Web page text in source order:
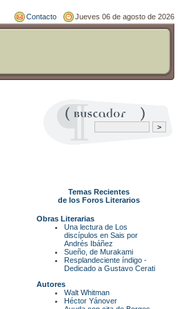
Contacto Jueves 06 de agosto de 2026
Temas Recientes
de los Foros Literarios
Obras Literarias
Una lectura de Los
discípulos en Sais por
Andrés Ibáñez
Sueño, de Murakami
Resplandeciente índigo -
Dedicado a Gustavo Cerati
Autores
Walt Whitman
Héctor Yánover